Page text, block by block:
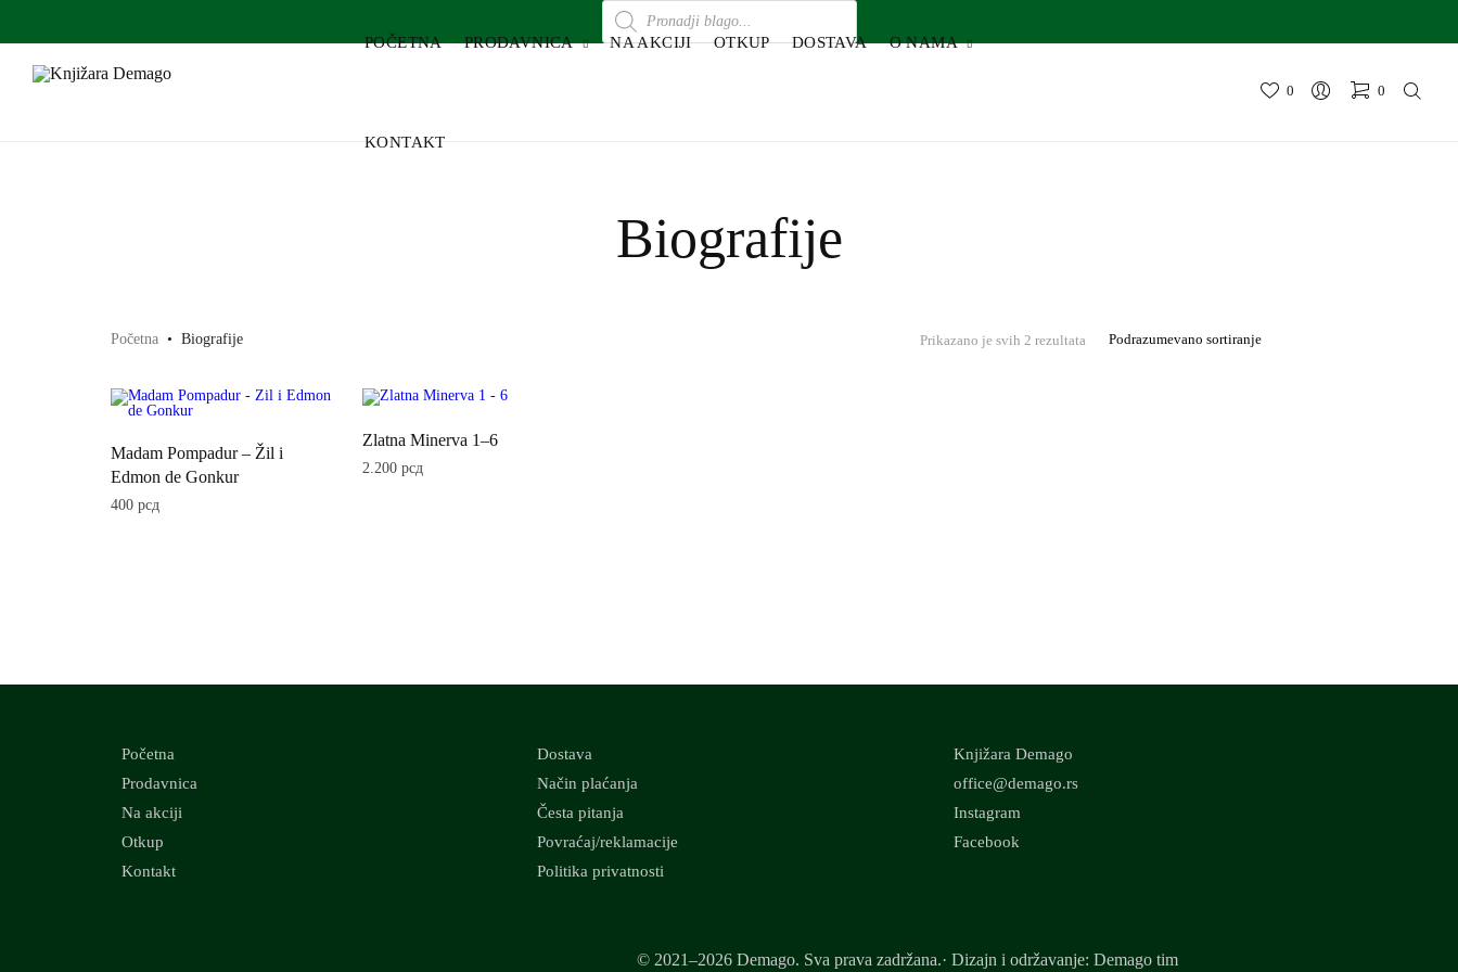
POČETNA PRODAVNICA NA AKCIJI OTKUP DOSTAVA O NAMA
KONTAKT
0 0
Biografije
Početna • Biografije Prikazano je svih 2 rezultata
Madam Pompadur – Žil i
Edmon de Gonkur
400 рсд
Zlatna Minerva 1–6
2.200 рсд
Početna
Prodavnica
Na akciji
Otkup
Kontakt
Dostava
Način plaćanja
Česta pitanja
Povraćaj/reklamacije
Politika privatnosti
Knjižara Demago
office@demago.rs
Instagram
Facebook
© 2021–2026 Demago. Sva prava zadržana.· Dizajn i održavanje: Demago tim